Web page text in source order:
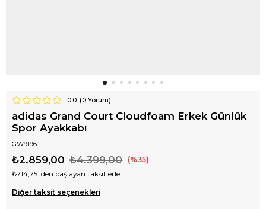
0.0 (0Yorum)
adidas Grand Court Cloudfoam Erkek Günlük
Spor Ayakkabı
GW9196
₺4.399,00
₺2.859,00 35
₺714,75 'den başlayan taksitlerle
Diğer taksit seçenekleri